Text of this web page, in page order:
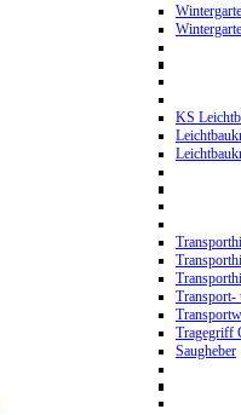
KS
Transport-
Tragegriff
Saugheber